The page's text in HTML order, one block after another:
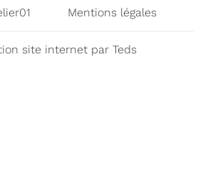
Mentions légales
site internet par Teds